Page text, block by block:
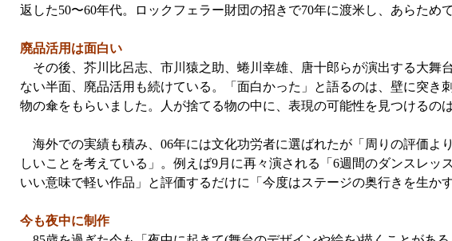
返した50〜60年代。ロックフェラー財団の招きで70年に渡米し、あらため
廃品活用は面白い
その後、芥川比呂志、市川猿之助、蜷川幸雄、唐十郎らが演出する大舞
ない半面、廃品活用も続けている。「面白かった」と語るのは、壁に突
物の傘をもらいました。人が捨てる物の中に、表現の可能性を見つけるの
海外での実績も積み、06年には文化功労者に選ばれたが「周りの評価よ
しいことを考えている」。例えば9月に再々演される「6週間のダンスレ
いい意味で軽い作品」と評価するだけに「今度はステージの奥行きを生か
今も夜中に制作